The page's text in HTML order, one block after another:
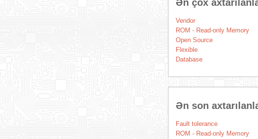
Ən çox
Vendor
ROM - Read-only Memory
Open Source
Flexible
Database
Ən son
Fault tolerance
ROM - Read-only Memory